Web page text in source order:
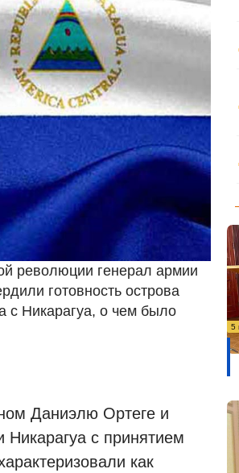
революции генерал армии
готовность острова
с Никарагуа, о чем было
Даниэлю Ортеге и
с принятием
как
5